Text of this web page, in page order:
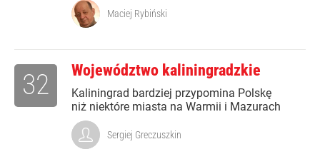
Maciej Rybiński
Województwo kaliningradzkie
Kaliningrad bardziej przypomina Polskę
niż niektóre miasta na Warmii i Mazurach
32
Sergiej Greczuszkin